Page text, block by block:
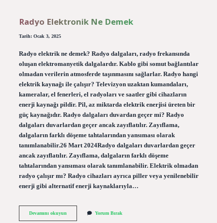
Radyo Elektronik Ne Demek
Tarih: Ocak 3, 2025
Radyo elektrik ne demek? Radyo dalgaları, radyo frekansında
oluşan elektromanyetik dalgalardır. Kablo gibi somut bağlantılar
olmadan verilerin atmosferde taşınmasını sağlarlar. Radyo hangi
elektrik kaynağı ile çalışır? Televizyon uzaktan kumandaları,
kameralar, el fenerleri, el radyoları ve saatler gibi cihazların
enerji kaynağı pildir. Pil, az miktarda elektrik enerjisi üreten bir
güç kaynağıdır. Radyo dalgaları duvardan geçer mi? Radyo
dalgaları duvarlardan geçer ancak zayıflatılır. Zayıflama,
dalgaların farklı döşeme tahtalarından yansıması olarak
tanımlanabilir.26 Mart 2024Radyo dalgaları duvarlardan geçer
ancak zayıflatılır. Zayıflama, dalgaların farklı döşeme
tahtalarından yansıması olarak tanımlanabilir. Elektrik olmadan
radyo çalışır mı? Radyo cihazları ayrıca piller veya yenilenebilir
enerji gibi alternatif enerji kaynaklarıyla…
Devamını okuyunRadyo
Yorum Bırak